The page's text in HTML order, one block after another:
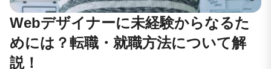
Webデザイナーに未経験からなるた
めには？転職・就職方法について解
説！